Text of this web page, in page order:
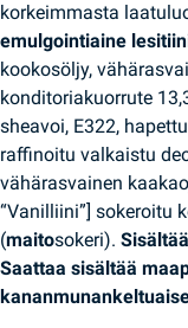
korkeimmasta
emulgointiaine
kookosöljy,
konditoriakuorrute
sheavoi, E322,
raffinoitu valkaistu
vähärasvainen
“Vanilliini”] sokeroitu
(maitosokeri).
Saattaa sisältää